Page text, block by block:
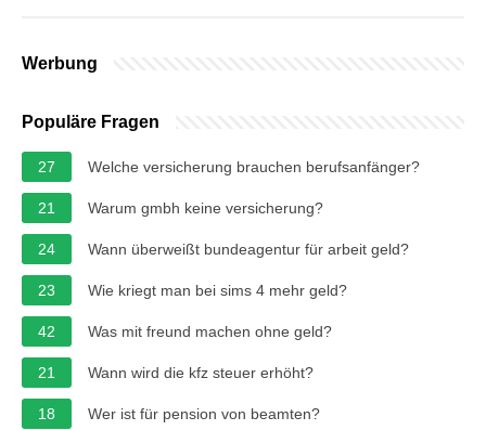
Werbung
Populäre Fragen
27 Welche versicherung brauchen berufsanfänger?
21 Warum gmbh keine versicherung?
24 Wann überweißt bundeagentur für arbeit geld?
23 Wie kriegt man bei sims 4 mehr geld?
42 Was mit freund machen ohne geld?
21 Wann wird die kfz steuer erhöht?
18 Wer ist für pension von beamten?